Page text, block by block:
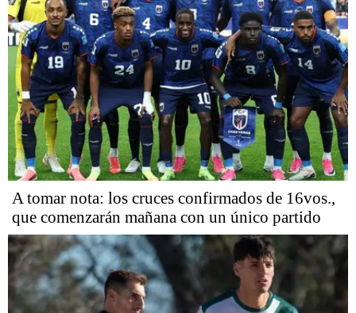
A tomar nota: los cruces confirmados de 16vos.,
que comenzarán mañana con un único partido